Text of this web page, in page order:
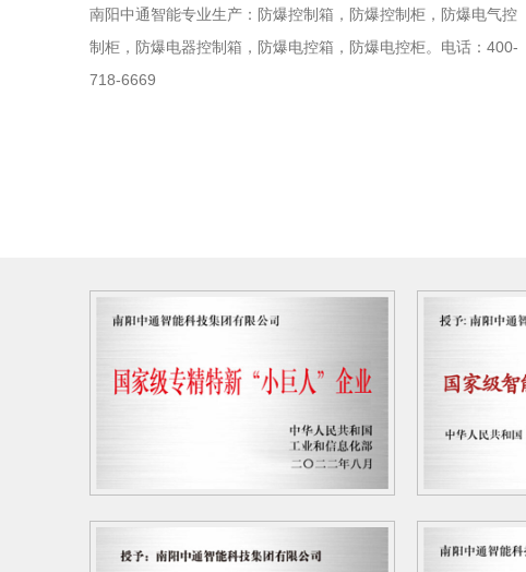
南阳中通智能专业生产：防爆控制箱，防爆控制柜，防爆电气控
制柜，防爆电器控制箱，防爆电控箱，防爆电控柜。电话：400-
718-6669